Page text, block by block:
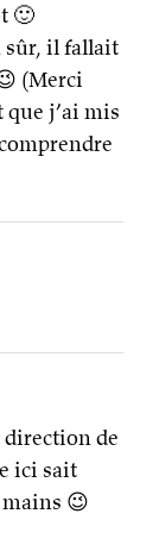
🙂
sûr, il fallait
(Merci
j’ai mis
de
ici sait
😉